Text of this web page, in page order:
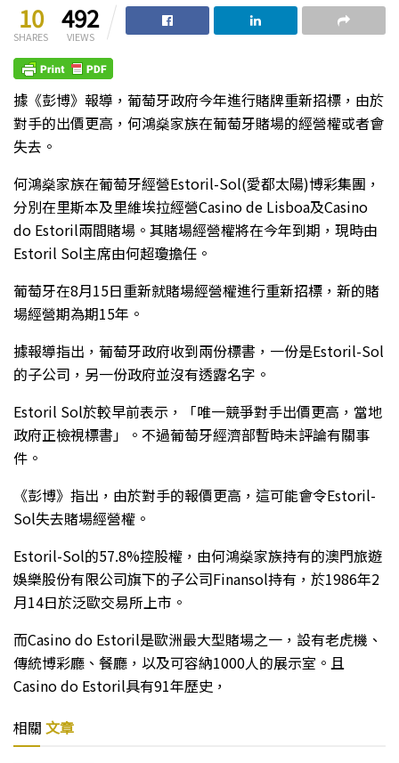
10
SHARES
492
VIEWS
據《彭博》報導，葡萄牙政府今年進行賭牌重新招標，由於
對手的出價更高，何鴻燊家族在葡萄牙賭場的經營權或者會
失去。
何鴻燊家族在葡萄牙經營Estoril-Sol(愛都太陽)博彩集團，
分別在里斯本及里維埃拉經營Casino de Lisboa及Casino
do Estoril兩間賭場。其賭場經營權將在今年到期，現時由
Estoril Sol主席由何超瓊擔任。
葡萄牙在8月15日重新就賭場經營權進行重新招標，新的賭
場經營期為期15年。
據報導指出，葡萄牙政府收到兩份標書，一份是Estoril-Sol
的子公司，另一份政府並沒有透露名字。
Estoril Sol於較早前表示，「唯一競爭對手出價更高，當地
政府正檢視標書」。不過葡萄牙經濟部暫時未評論有關事
件。
《彭博》指出，由於對手的報價更高，這可能會令Estoril-
Sol失去賭場經營權。
Estoril-Sol的57.8%控股權，由何鴻燊家族持有的澳門旅遊
娛樂股份有限公司旗下的子公司Finansol持有，於1986年2
月14日於泛歐交易所上市。
而Casino do Estoril是歐洲最大型賭場之一，設有老虎機、
傳統博彩廳、餐廳，以及可容納1000人的展示室。且
Casino do Estoril具有91年歷史，
相關 文章